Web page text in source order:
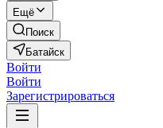
Ещё
Поиск
Батайск
Войти
Войти
Зарегистрироваться